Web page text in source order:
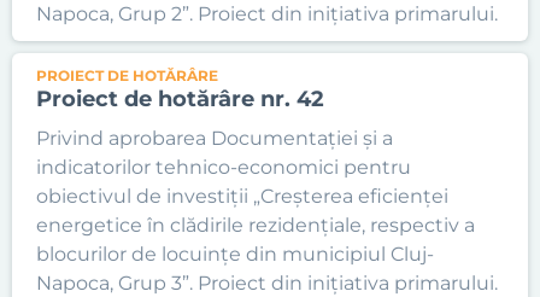
Napoca, Grup 2”. Proiect din inițiativa primarului.
PROIECT DE HOTĂRÂRE
Proiect de hotărâre nr. 42
Privind aprobarea Documentației și a
indicatorilor tehnico-economici pentru
obiectivul de investiții „Creșterea eficienței
energetice în clădirile rezidențiale, respectiv a
blocurilor de locuințe din municipiul Cluj-
Napoca, Grup 3”. Proiect din inițiativa primarului.